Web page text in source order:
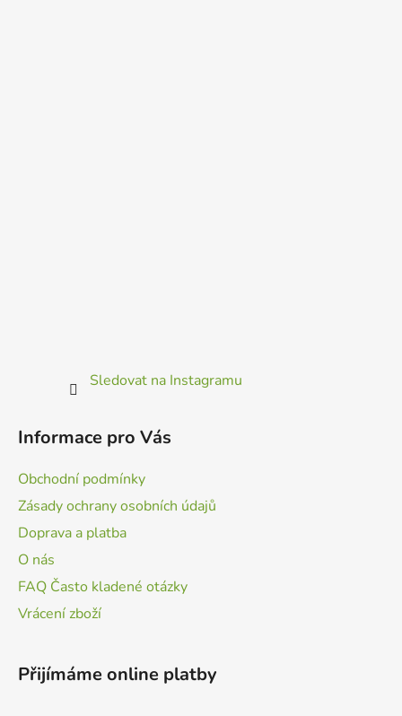
Sledovat na Instagramu
Informace pro Vás
Obchodní podmínky
Zásady ochrany osobních údajů
Doprava a platba
O nás
FAQ Často kladené otázky
Vrácení zboží
Přijímáme online platby